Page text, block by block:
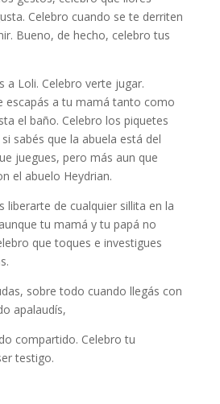
Celebro cuando se te derriten
Bueno, de hecho, celebro tus
a Loli. Celebro verte jugar.
escapás a tu mamá tanto como
el baño. Celebro los piquetes
sabés que la abuela está del
juegues, pero más aun que
el abuelo Heydrian.
liberarte de cualquier sillita en la
tu mamá y tu papá no
que toques e investigues
sobre todo cuando llegás con
apalaudís,
compartido. Celebro tu
testigo.